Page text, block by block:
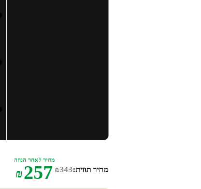
מחיר תווית: ₪343
מחיר לאחר הנחה
₪257